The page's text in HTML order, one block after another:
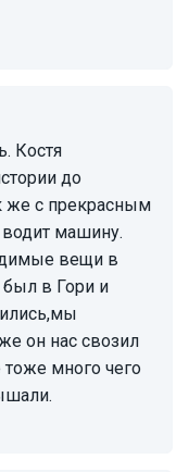
до
же с прекрасным
машину.
вещи в
в Гори и
он нас свозил
тоже много чего